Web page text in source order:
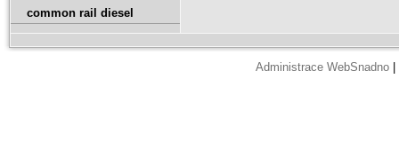
common rail diesel
Administrace WebSnadno|